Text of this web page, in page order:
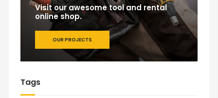
Visit our awesome tool and rental
online shop.
OUR PROJECTS
Tags